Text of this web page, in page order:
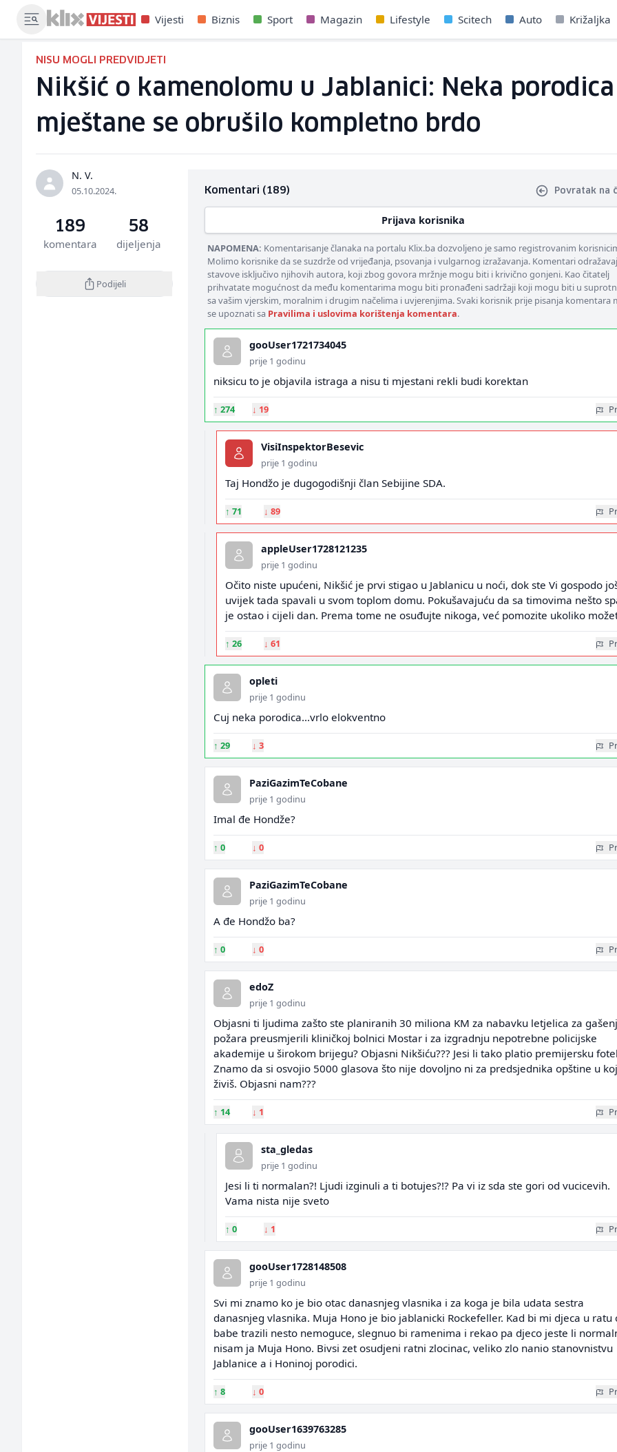
Vijesti Biznis Sport Magazin Lifestyle Scitech Auto Križaljka
NISU MOGLI PREDVIDJETI
Nikšić o kamenolomu u Jablanici: Neka
mještane se obrušilo kompletno brdo
N. V.
05.10.2024.
189
komentara
58
dijeljenja
Podijeli
Komentari (189) Povratak na
Prijava korisnika
NAPOMENA: Komentarisanje članaka na portalu Klix.ba dozvoljeno je samo registrovanim
Molimo korisnike da se suzdrže od vrijeđanja, psovanja i vulgarnog izražavanja. Komentari
stavove isključivo njihovih autora, koji zbog govora mržnje mogu biti i krivično gonjeni. Kao čitatelj
prihvatate mogućnost da među komentarima mogu biti pronađeni sadržaji koji mogu biti u
sa vašim vjerskim, moralnim i drugim načelima i uvjerenjima. Svaki korisnik prije pisanja komentara
se upoznati sa Pravilima i uslovima korištenja komentara.
gooUser1721734045
prije 1 godinu
niksicu to je objavila istraga a nisu ti mjestani rekli budi korektan
↑ 274 ↓ 19
VisiInspektorBesevic
prije 1 godinu
Taj Hondžo je dugogodišnji član Sebijine SDA.
↑ 71 ↓ 89
appleUser1728121235
prije 1 godinu
Očito niste upućeni, Nikšić je prvi stigao u Jablanicu u noći, dok ste Vi gospodo
uvijek tada spavali u svom toplom domu. Pokušavajuću da sa timovima nešto
je ostao i cijeli dan. Prema tome ne osuđujte nikoga, već pomozite ukoliko
↑ 26 ↓ 61
opleti
prije 1 godinu
Cuj neka porodica...vrlo elokventno
↑ 29 ↓ 3
PaziGazimTeCobane
prije 1 godinu
Imal đe Hondže?
↑ 0 ↓ 0
PaziGazimTeCobane
prije 1 godinu
A đe Hondžo ba?
↑ 0 ↓ 0
edoZ
prije 1 godinu
Objasni ti ljudima zašto ste planiranih 30 miliona KM za nabavku letjelica za
požara preusmjerili kliničkoj bolnici Mostar i za izgradnju nepotrebne policijske
akademije u širokom brijegu? Objasni Nikšiću??? Jesi li tako platio premijersku
Znamo da si osvojio 5000 glasova što nije dovoljno ni za predsjednika opštine u
živiš. Objasni nam???
↑ 14 ↓ 1
sta_gledas
prije 1 godinu
Jesi li ti normalan?! Ljudi izginuli a ti botujes?!? Pa vi iz sda ste gori od vucicevih.
Vama nista nije sveto
↑ 0 ↓ 1
gooUser1728148508
prije 1 godinu
Svi mi znamo ko je bio otac danasnjeg vlasnika i za koga je bila udata sestra
danasnjeg vlasnika. Muja Hono je bio jablanicki Rockefeller. Kad bi mi djeca u ratu
babe trazili nesto nemoguce, slegnuo bi ramenima i rekao pa djeco jeste li
nisam ja Muja Hono. Bivsi zet osudjeni ratni zlocinac, veliko zlo nanio stanovnistvu
Jablanice a i Honinoj porodici.
↑ 8 ↓ 0
gooUser1639763285
prije 1 godinu